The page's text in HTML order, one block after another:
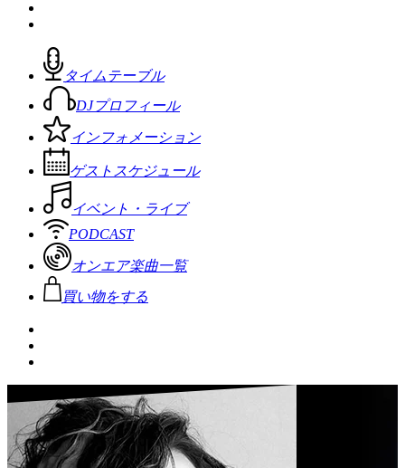
タイムテーブル
DJプロフィール
インフォメーション
ゲストスケジュール
イベント・ライブ
PODCAST
オンエア楽曲一覧
買い物をする